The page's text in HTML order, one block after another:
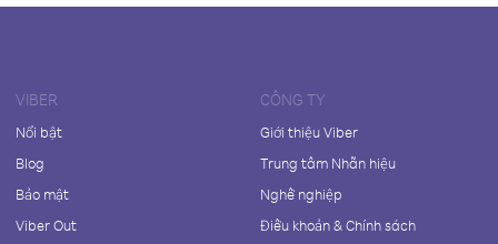
VIBER
Nổi bật
Blog
Bảo mật
Viber Out
CÔNG TY
Giới thiệu Viber
Trung tâm Nhãn hiệu
Nghề nghiệp
Điều khoản & Chính sách